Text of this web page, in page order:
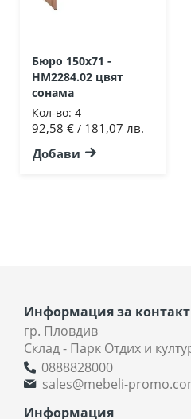
Бюро 150x71 -
HM2284.02 цвят
сонама
Кол-во: 4
92,58 € / 181,07 лв.
Добави
Информация за контакт
гр. Пловдив
Склад - Парк Отдих и
0888828000
sales@mebeli-
Информация